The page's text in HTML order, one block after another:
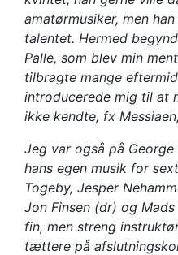
amatørmusiker, men
talentet. Hermed
Palle, som blev min
tilbragte mange
introducerede mig til at
ikke kendte, fx
Jeg var også på George
hans egen musik for
Togeby, Jesper
Jon Finsen (dr) og
fin, men streng
tættere på